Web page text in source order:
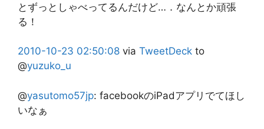
とずっとしゃべってるんだけど…．なんとか頑張
る！
2010-10-23 02:50:08 via TweetDeck to
@yuzuko_u
@yasutomo57jp: facebookのiPadアプリでてほし
いなぁ